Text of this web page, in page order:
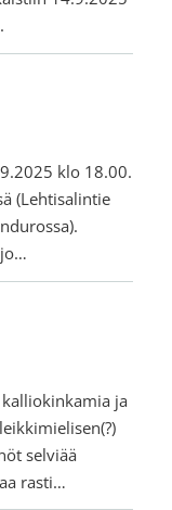
klo 18.00.
(Lehtisalintie
ja
selviää
rasti…